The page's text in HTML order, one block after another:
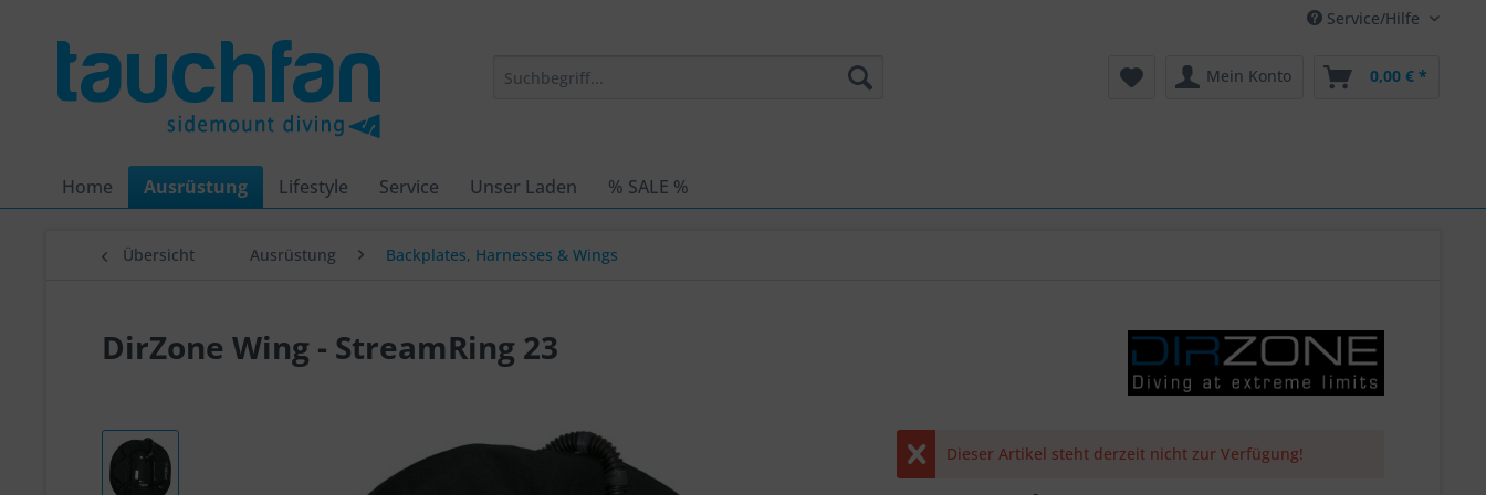
Service/Hilfe
Mein Konto 0,00 € *
Home Ausrüstung Lifestyle Service Unser Laden % SALE %
Übersicht Ausrüstung Backplates, Harnesses & Wings
DirZone Wing - StreamRing 23
Dieser Artikel steht derzeit nicht zur Verfügung!